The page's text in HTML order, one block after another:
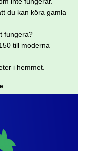
du kan köra gamla
fungera?
till moderna
i hemmet.